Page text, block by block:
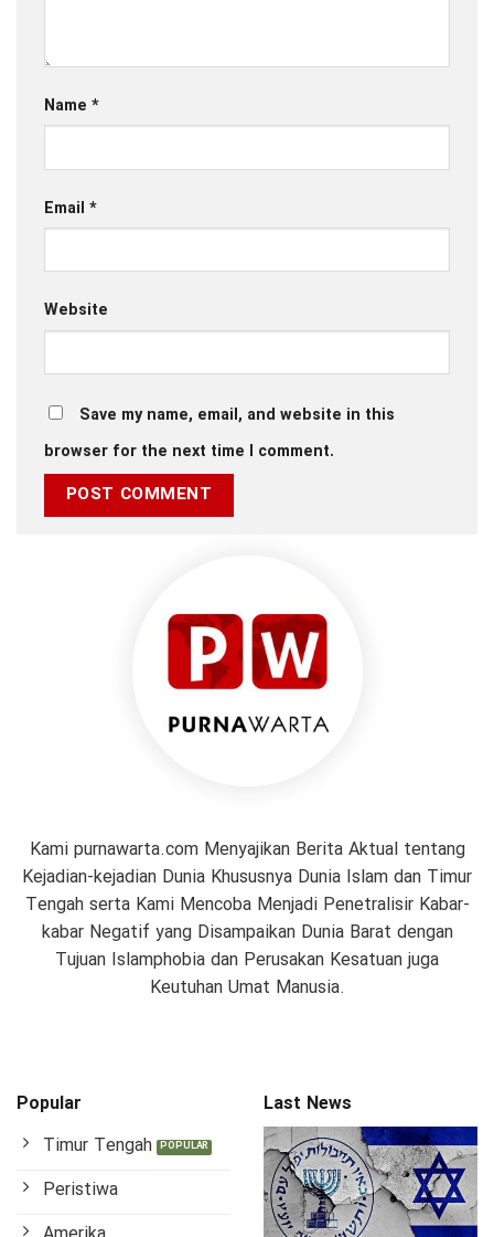
Name *
Email *
Website
Save my name, email, and website in this
browser for the next time I comment.
Kami purnawarta.com Menyajikan Berita Aktual tentang
Kejadian-kejadian Dunia Khususnya Dunia Islam dan Timur
Tengah serta Kami Mencoba Menjadi Penetralisir Kabar-
kabar Negatif yang Disampaikan Dunia Barat dengan
Tujuan Islamphobia dan Perusakan Kesatuan juga
Keutuhan Umat Manusia.
Popular
Timur Tengah
Peristiwa
Last News